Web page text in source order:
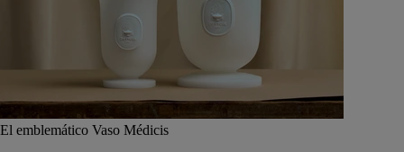
El emblemático Vaso Médicis